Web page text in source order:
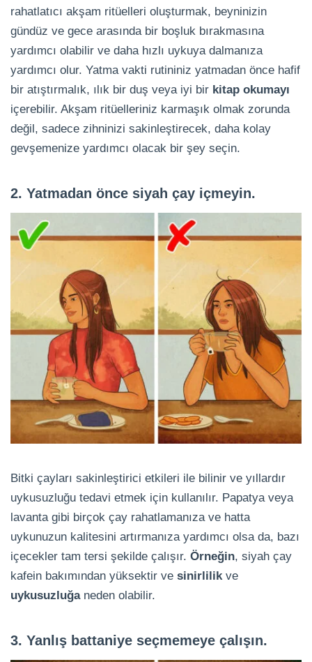
rahatlatıcı akşam ritüelleri oluşturmak, beyninizin
gündüz ve gece arasında bir boşluk bırakmasına
yardımcı olabilir ve daha hızlı uykuya dalmanıza
yardımcı olur. Yatma vakti rutininiz yatmadan önce hafif
bir atıştırmalık, ılık bir duş veya iyi bir kitap okumayı
içerebilir. Akşam ritüelleriniz karmaşık olmak zorunda
değil, sadece zihninizi sakinleştirecek, daha kolay
gevşemenize yardımcı olacak bir şey seçin.
2. Yatmadan önce siyah çay içmeyin.
Bitki çayları sakinleştirici etkileri ile bilinir ve yıllardır
uykusuzluğu tedavi etmek için kullanılır. Papatya veya
lavanta gibi birçok çay rahatlamanıza ve hatta
uykunuzun kalitesini artırmanıza yardımcı olsa da, bazı
içecekler tam tersi şekilde çalışır. Örneğin, siyah çay
kafein bakımından yüksektir ve sinirlilikve
uykusuzluğaneden olabilir.
3. Yanlış battaniye seçmemeye çalışın.